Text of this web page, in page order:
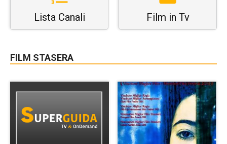
Lista Canali Film in Tv
FILM STASERA